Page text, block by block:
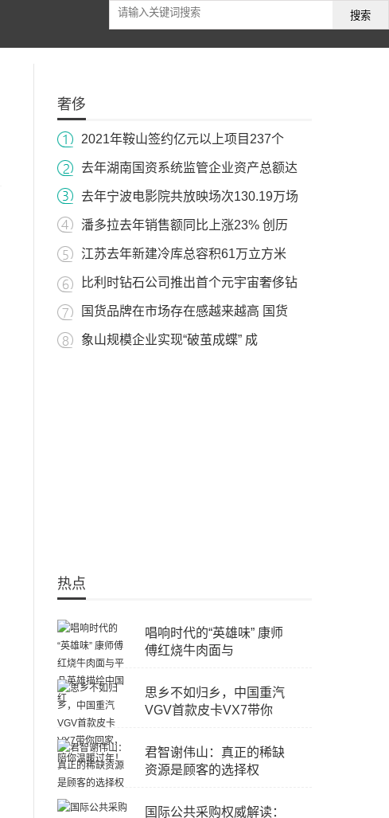
搜索
奢侈
2021年鞍山签约亿元以上项目237个
去年湖南国资系统监管企业资产总额达
去年宁波电影院共放映场次130.19万场
潘多拉去年销售额同比上涨23% 创历
江苏去年新建冷库总容积61万立方米
比利时钻石公司推出首个元宇宙奢侈钻
国货品牌在市场存在感越来越高 国货
象山规模企业实现“破茧成蝶” 成
热点
唱响时代的“英雄味” 康师
傅红烧牛肉面与
思乡不如归乡，中国重汽
VGV首款皮卡VX7带你
君智谢伟山：真正的稀缺
资源是顾客的选择权
国际公共采购权威解读：